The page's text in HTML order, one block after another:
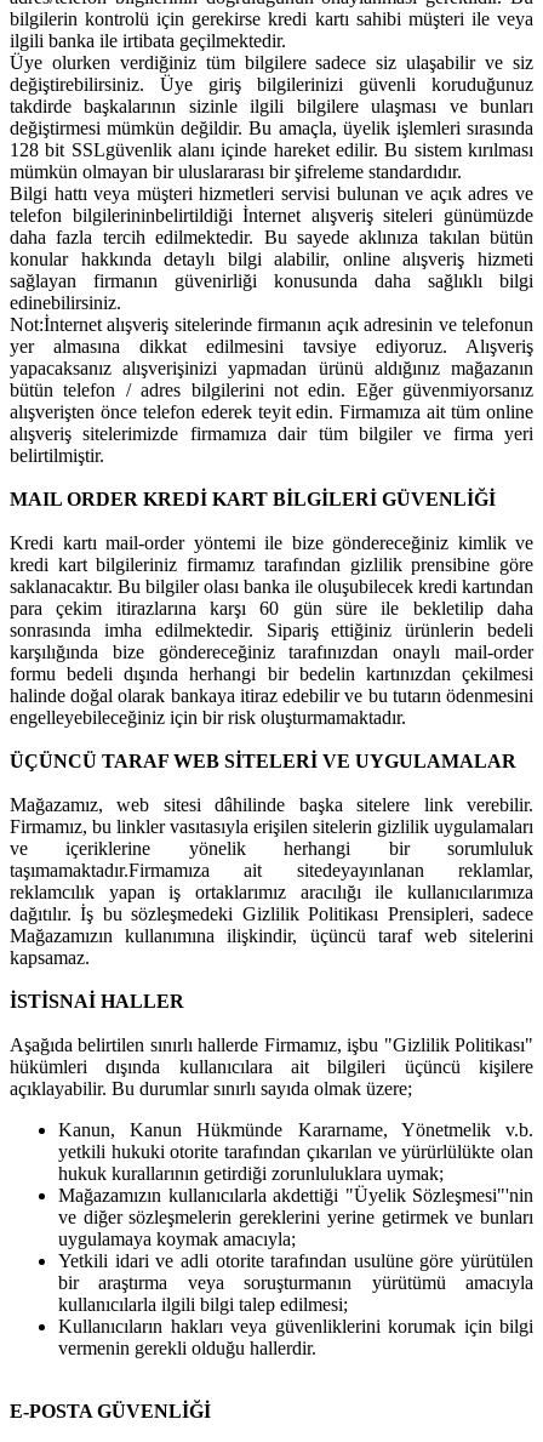
bilgilerin kontrolü için gerekirse kredi kartı sahibi müşteri ile veya
ilgili banka ile irtibata geçilmektedir.
Üye olurken verdiğiniz tüm bilgilere sadece siz ulaşabilir ve siz
değiştirebilirsiniz. Üye giriş bilgilerinizi güvenli koruduğunuz
takdirde başkalarının sizinle ilgili bilgilere ulaşması ve bunları
değiştirmesi mümkün değildir. Bu amaçla, üyelik işlemleri sırasında
128 bit SSLgüvenlik alanı içinde hareket edilir. Bu sistem kırılması
mümkün olmayan bir uluslararası bir şifreleme standardıdır.
Bilgi hattı veya müşteri hizmetleri servisi bulunan ve açık adres ve
telefon bilgilerininbelirtildiği İnternet alışveriş siteleri günümüzde
daha fazla tercih edilmektedir. Bu sayede aklınıza takılan bütün
konular hakkında detaylı bilgi alabilir, online alışveriş hizmeti
sağlayan firmanın güvenirliği konusunda daha sağlıklı bilgi
edinebilirsiniz.
Not:İnternet alışveriş sitelerinde firmanın açık adresinin ve telefonun
yer almasına dikkat edilmesini tavsiye ediyoruz. Alışveriş
yapacaksanız alışverişinizi yapmadan ürünü aldığınız mağazanın
bütün telefon / adres bilgilerini not edin. Eğer güvenmiyorsanız
alışverişten önce telefon ederek teyit edin. Firmamıza ait tüm online
alışveriş sitelerimizde firmamıza dair tüm bilgiler ve firma yeri
belirtilmiştir.
MAIL ORDER KREDİ KART BİLGİLERİ GÜVENLİĞİ
Kredi kartı mail-order yöntemi ile bize göndereceğiniz kimlik ve
kredi kart bilgileriniz firmamız tarafından gizlilik prensibine göre
saklanacaktır. Bu bilgiler olası banka ile oluşubilecek kredi kartından
para çekim itirazlarına karşı 60 gün süre ile bekletilip daha
sonrasında imha edilmektedir. Sipariş ettiğiniz ürünlerin bedeli
karşılığında bize göndereceğiniz tarafınızdan onaylı mail-order
formu bedeli dışında herhangi bir bedelin kartınızdan çekilmesi
halinde doğal olarak bankaya itiraz edebilir ve bu tutarın ödenmesini
engelleyebileceğiniz için bir risk oluşturmamaktadır.
ÜÇÜNCÜ TARAF WEB SİTELERİ VE UYGULAMALAR
Mağazamız, web sitesi dâhilinde başka sitelere link verebilir.
Firmamız, bu linkler vasıtasıyla erişilen sitelerin gizlilik uygulamaları
ve içeriklerine yönelik herhangi bir sorumluluk
taşımamaktadır.Firmamıza ait sitedeyayınlanan reklamlar,
reklamcılık yapan iş ortaklarımız aracılığı ile kullanıcılarımıza
dağıtılır. İş bu sözleşmedeki Gizlilik Politikası Prensipleri, sadece
Mağazamızın kullanımına ilişkindir, üçüncü taraf web sitelerini
kapsamaz.
İSTİSNAİ HALLER
Aşağıda belirtilen sınırlı hallerde Firmamız, işbu "Gizlilik Politikası"
hükümleri dışında kullanıcılara ait bilgileri üçüncü kişilere
açıklayabilir. Bu durumlar sınırlı sayıda olmak üzere;
Kanun, Kanun Hükmünde Kararname, Yönetmelik v.b.
yetkili hukuki otorite tarafından çıkarılan ve yürürlülükte olan
hukuk kurallarının getirdiği zorunluluklara uymak;
Mağazamızın kullanıcılarla akdettiği "Üyelik Sözleşmesi"'nin
ve diğer sözleşmelerin gereklerini yerine getirmek ve bunları
uygulamaya koymak amacıyla;
Yetkili idari ve adli otorite tarafından usulüne göre yürütülen
bir araştırma veya soruşturmanın yürütümü amacıyla
kullanıcılarla ilgili bilgi talep edilmesi;
Kullanıcıların hakları veya güvenliklerini korumak için bilgi
vermenin gerekli olduğu hallerdir.
E-POSTA GÜVENLİĞİ